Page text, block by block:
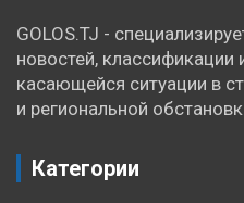
GOLOS.TJ -
новостей,
касающейся ситуации в
и региональной
Категории